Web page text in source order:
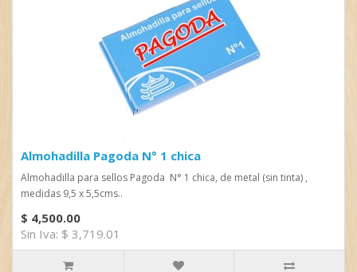
Almohadilla Pagoda N° 1 chica
Almohadilla para sellos Pagoda N° 1 chica, de metal (sin tinta) ,
medidas 9,5 x 5,5cms..
$ 4,500.00
Sin Iva: $ 3,719.01